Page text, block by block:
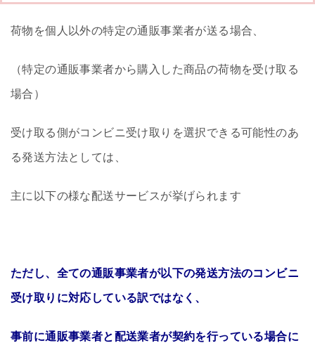
荷物を個人以外の特定の通販事業者が送る場合、
（特定の通販事業者から購入した商品の荷物を受け取る
場合）
受け取る側がコンビニ受け取りを選択できる可能性のあ
る発送方法としては、
主に以下の様な配送サービスが挙げられます
ただし、全ての通販事業者が以下の発送方法のコンビニ
受け取りに対応している訳ではなく、
事前に通販事業者と配送業者が契約を行っている場合に